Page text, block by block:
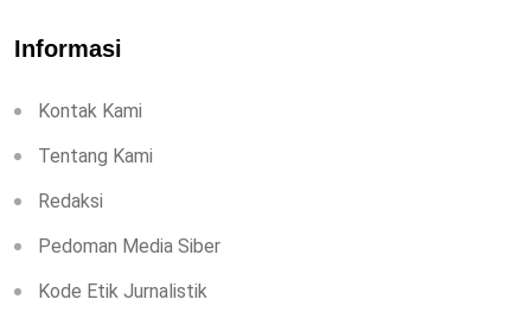
Informasi
Kontak Kami
Tentang Kami
Redaksi
Pedoman Media Siber
Kode Etik Jurnalistik